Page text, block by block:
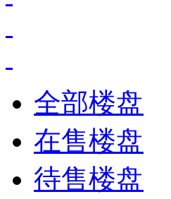
全部楼盘
在售楼盘
待售楼盘